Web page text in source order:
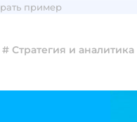
пример
# Стратегия и аналитика